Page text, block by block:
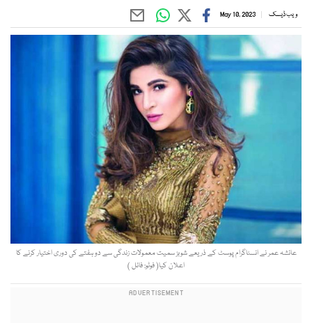
ویب ڈیسک May 10, 2023
عائشہ عمر نے انسٹاگرام پوسٹ کے ذریعے شوبز سمیت معمولات زندگی سے دو ہفتے کی دوری اختیار کرنے کا
اعلان کیا( فوٹو: فائل )